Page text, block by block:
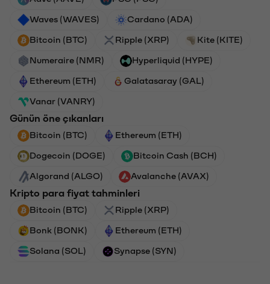
Waves (WAVES) Cardano (ADA)
Bitcoin (BTC) Ripple (XRP) Kite (KITE)
Numeraire (NMR) Hyperliquid (HYPE)
Ethereum (ETH) Galatasaray (GAL)
Vanar (VANRY)
Günün öne çıkanları
Bitcoin (BTC) Ethereum (ETH)
Dogecoin (DOGE) Bitcoin Cash (BCH)
Algorand (ALGO) Avalanche (AVAX)
Kripto para fiyat tahminleri
Bitcoin (BTC) Ripple (XRP)
Bonk (BONK) Ethereum (ETH)
Solana (SOL) Synapse (SYN)